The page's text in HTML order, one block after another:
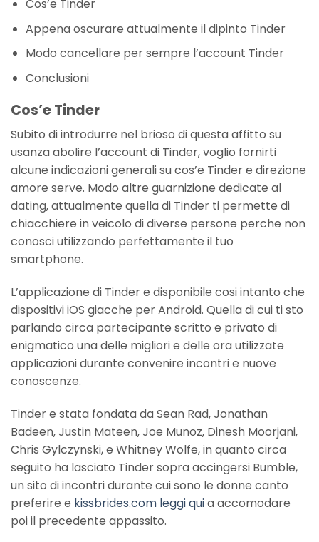
Cos’e Tinder
Appena oscurare attualmente il dipinto Tinder
Modo cancellare per sempre l’account Tinder
Conclusioni
Cos’e Tinder
Subito di introdurre nel brioso di questa affitto su
usanza abolire l’account di Tinder, voglio fornirti
alcune indicazioni generali su cos’e Tinder e direzione
amore serve. Modo altre guarnizione dedicate al
dating, attualmente quella di Tinder ti permette di
chiacchiere in veicolo di diverse persone perche non
conosci utilizzando perfettamente il tuo
smartphone.
L’applicazione di Tinder e disponibile cosi intanto che
dispositivi iOS giacche per Android. Quella di cui ti sto
parlando circa partecipante scritto e privato di
enigmatico una delle migliori e delle ora utilizzate
applicazioni durante convenire incontri e nuove
conoscenze.
Tinder e stata fondata da Sean Rad, Jonathan
Badeen, Justin Mateen, Joe Munoz, Dinesh Moorjani,
Chris Gylczynski, e Whitney Wolfe, in quanto circa
seguito ha lasciato Tinder sopra accingersi Bumble,
un sito di incontri durante cui sono le donne canto
preferire e kissbrides.com leggi quia accomodare
poi il precedente appassito.